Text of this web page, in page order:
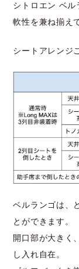
シトロエン ベル
軟性を兼ね揃え
シートアレンジ
ベルランゴは、
とができます。
開口部が大きく
し入れ自在。